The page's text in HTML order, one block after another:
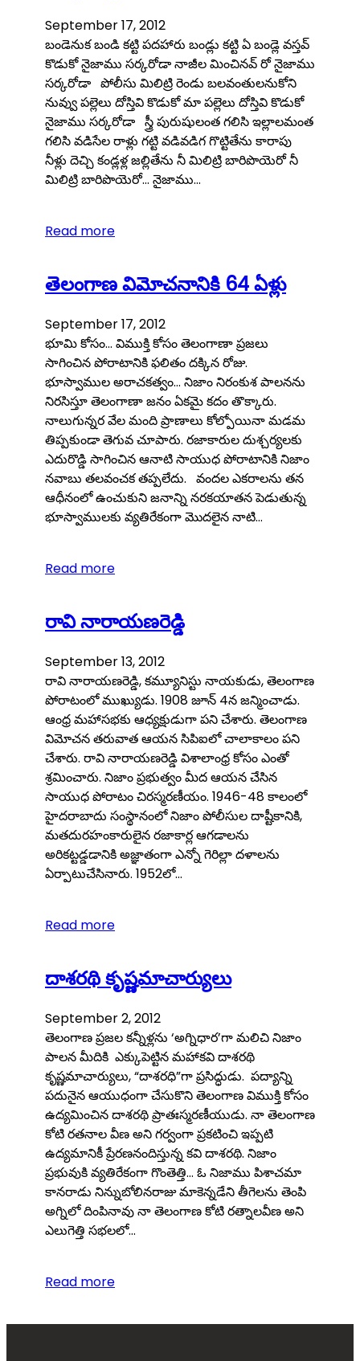
September 17, 2012
బండెనుక బండి కట్టి పదహారు బండ్లు కట్టి ఏ బండ్లె వస్తవ్
కొడుకో నైజాము సర్కరోడా నాజీల మించినవ్ రో నైజాము
సర్కరోడా పోలీసు మిలిట్రి రెండు బలవంతులనుకోని
నువ్వు పల్లెలు దోస్తివి కొడుకో మా పల్లెలు దోస్తివి కొడుకో
నైజాము సర్కరోడా స్త్రీ పురుషులంత గలిసి ఇల్లాలమంత
గలిసి వడిసేల రాళ్లు గట్టి వడివడిగ గొట్టితేను కారాపు
నీళ్లు దెచ్చి కండ్లళ్ల జల్లితేను నీ మిలిట్రి బారిపొయెరో నీ
మిలిట్రి బారిపొయెరో… నైజాము…
Read more
తెలంగాణ విమోచనానికి 64 ఏళ్లు
September 17, 2012
భూమి కోసం… విముక్తి కోసం తెలంగాణా ప్రజలు
సాగించిన పోరాటానికి ఫలితం దక్కిన రోజు.
భూస్వాముల అరాచకత్వం… నిజాం నిరంకుశ పాలనను
నిరసిస్తూ తెలంగాణా జనం ఏకమై కదం తొక్కారు.
నాలుగున్నర వేల మంది ప్రాణాలు కోల్పోయినా మడమ
తిప్పకుండా తెగువ చూపారు. రజాకారుల దుశ్చర్యలకు
ఎదురొడ్డి సాగించిన ఆనాటి సాయుధ పోరాటానికి నిజాం
నవాబు తలవంచక తప్పలేదు. వందల ఎకరాలను తన
ఆధీనంలో ఉంచుకుని జనాన్ని నరకయాతన పెడుతున్న
భూస్వాములకు వ్యతిరేకంగా మొదలైన నాటి…
Read more
రావి నారాయణరెడ్డి
September 13, 2012
రావి నారాయణరెడ్డి, కమ్యూనిస్టు నాయకుడు, తెలంగాణ
పోరాటంలో ముఖ్యుడు. 1908 జూన్ 4న జన్మించాడు.
ఆంధ్ర మహాసభకు ఆధ్యక్షుడుగా పని చేశారు. తెలంగాణ
విమోచన తరువాత ఆయన సిపిఐలో చాలాకాలం పని
చేశారు. రావి నారాయణరెడ్డి విశాలాంధ్ర కోసం ఎంతో
శ్రమించారు. నిజాం ప్రభుత్వం మీద ఆయన చేసిన
సాయుధ పోరాటం చిరస్మరణీయం. 1946-48 కాలంలో
హైదరాబాదు సంస్థానంలో నిజాం పోలీసుల దాష్టీకానికి,
మతదురహంకారులైన రజాకార్ల ఆగడాలను
అరికట్టడ్డడానికి అజ్ఞాతంగా ఎన్నో గెరిల్లా దళాలను
ఏర్పాటుచేసినారు. 1952లో…
Read more
దాశరథి కృష్ణమాచార్యులు
September 2, 2012
తెలంగాణ ప్రజల కన్నీళ్లను ‘అగ్నిధార’గా మలిచి నిజాం
పాలన మీదికి ఎక్కుపెట్టిన మహాకవి దాశరథి
కృష్ణమాచార్యులు, “దాశరధి”గా ప్రసిద్ధుడు. పద్యాన్ని
పదునైన ఆయుధంగా చేసుకొని తెలంగాణ విముక్తి కోసం
ఉద్యమించిన దాశరథి ప్రాతఃస్మరణీయుడు. నా తెలంగాణ
కోటి రతనాల వీణ అని గర్వంగా ప్రకటించి ఇప్పటి
ఉద్యమానికీ ప్రేరణనందిస్తున్న కవి దాశరథి. నిజాం
ప్రభువుకి వ్యతిరేకంగా గొంతెత్తి… ఓ నిజాము పిశాచమా
కానరాడు నిన్నుబోలినరాజు మాకెన్నడేని తీగెలను తెంపి
అగ్నిలో దింపినావు నా తెలంగాణ కోటి రత్నాలవీణ అని
ఎలుగెత్తి సభలలో…
Read more